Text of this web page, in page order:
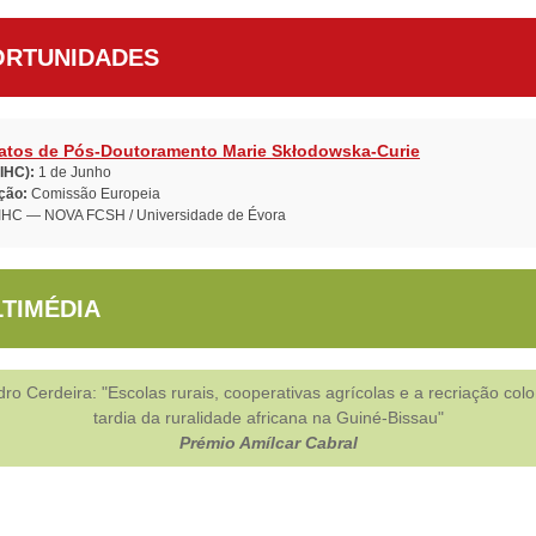
de Pós-Doutoramento Marie Skłodowska-Curie
1 de Junho
Comissão Europeia
— NOVA FCSH / Universidade de Évora
Cerdeira: "Escolas rurais, cooperativas agrícolas e a recriação
tardia da ruralidade africana na Guiné-Bissau"
Prémio Amílcar Cabral